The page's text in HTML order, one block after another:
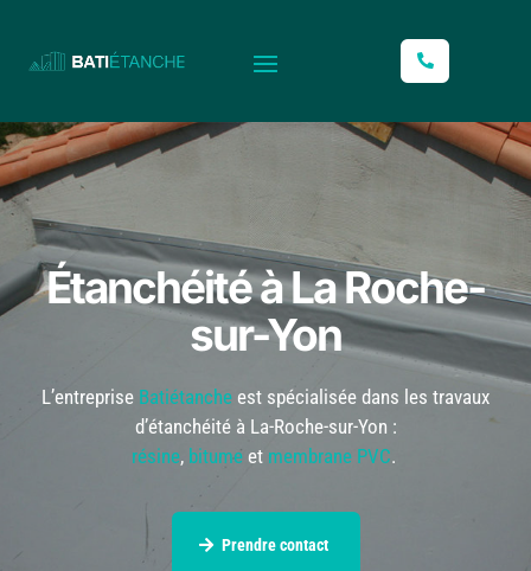
Étanchéité à La Roche-
sur-Yon
L’entreprise Batiétanche est spécialisée dans les travaux
d’étanchéité à La-Roche-sur-Yon :
résine, bitumeet membrane PVC.
Prendre contact